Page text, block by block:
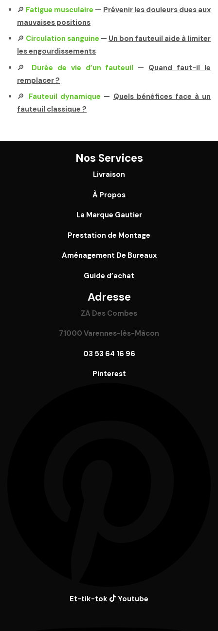
🔎 Fatigue musculaire — Prévenir les douleurs dues aux
mauvaises positions
🔎 Circulation sanguine — Un bon fauteuil aide à limiter
les engourdissements
🔎 Durée de vie d’un fauteuil — Quand faut-il le
remplacer ?
🔎 Fauteuil dynamique — Quels bénéfices face à un
fauteuil classique ?
Nos Services
Livraison
À Propos
La Marque Gautier
Prestation de Montage
Aménagement De Bureaux
Guide d’achat
Adresse
ZA Des Combes
71000 Varennes-lès-Mâcon
03 53 64 16 96
Pinterest
Et-tik-tok Youtube